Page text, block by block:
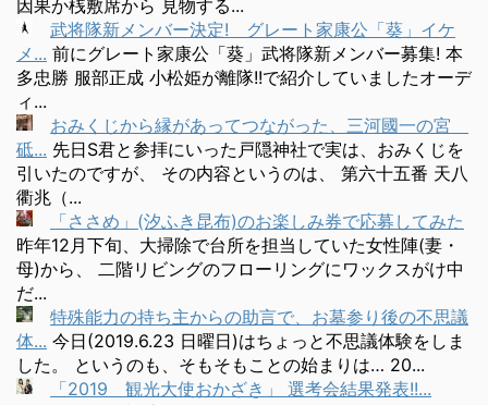
因果か桟敷席から 見物する...
武将隊新メンバー決定! グレート家康公「葵」イケ
メ... 前にグレート家康公「葵」武将隊新メンバー募集! 本
多忠勝 服部正成 小松姫が離隊!!で紹介していましたオーデ
ィ...
おみくじから縁があってつながった、三河國一の宮
砥... 先日S君と参拝にいった戸隠神社で実は、おみくじを
引いたのですが、 その内容というのは、 第六十五番 天八
衢兆（...
「ささめ」(汐ふき昆布)のお楽しみ券で応募してみた
昨年12月下旬、大掃除で台所を担当していた女性陣(妻・
母)から、 二階リビングのフローリングにワックスがけ中
だ...
特殊能力の持ち主からの助言で、お墓参り後の不思議
体... 今日(2019.6.23 日曜日)はちょっと不思議体験をしま
した。 というのも、そもそもことの始まりは… 20...
「2019 観光大使おかざき」 選考会結果発表!!...